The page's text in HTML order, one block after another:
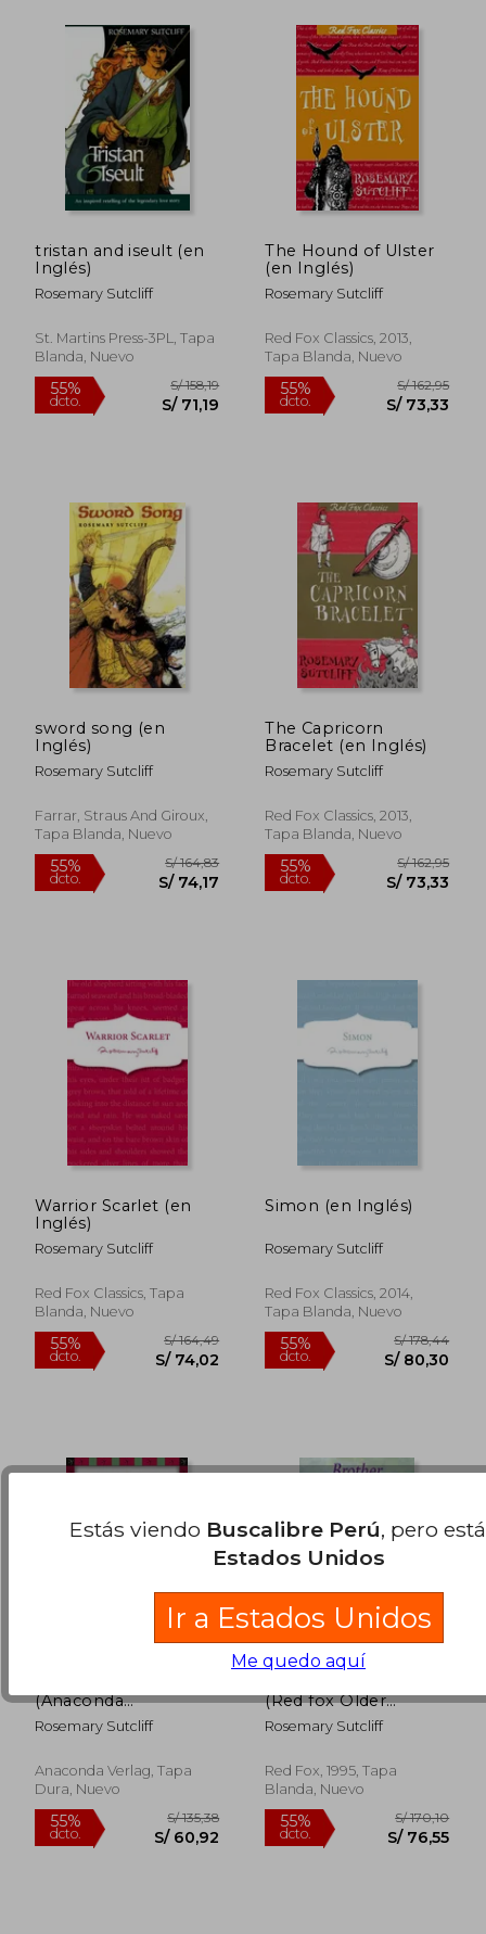
dcto. S/ 79,74 dcto. S/
55%
dcto.
55%
dcto.
tristan and iseult (en
Inglés)
Rosemary Sutcliff
St. Martins Press-3PL, Tapa
Blanda, Nuevo
55%
dcto.
The Hound of Ulster
(en Inglés)
Rosemary Sutcliff
Red Fox Classics, 2013,
Tapa Blanda, Nuevo
55%
dcto.
sword song (en
Inglés)
Rosemary Sutcliff
Farrar, Straus And Giroux,
Tapa Blanda, Nuevo
55%
dcto.
S/ 164,83
S/ 74,17
The Capricorn
Bracelet (en Inglés)
Rosemary Sutcliff
Red Fox Classics, 2013,
Tapa Blanda, Nuevo
55%
dcto.
S/
S/
Warrior Scarlet (en
Inglés)
Rosemary Sutcliff
Red Fox Classics, Tapa
Blanda, Nuevo
Simon (en Inglés)
Rosemary Sutcliff
Red Fox Classics, 2014,
Tapa Blanda, Nuevo
(Anaconda
Kinderklassiker) (en
Alemán)
Rosemary Sutcliff
Anaconda Verlag, Tapa
Dura, Nuevo
(Red fox Older
Fiction) (en Inglés)
Rosemary Sutcliff
Red Fox, 1995, Tapa
Blanda, Nuevo
Estás viendo Buscalibre Perú, pero
Estados Unidos
Ir a Estados Unidos
Me quedo aquí